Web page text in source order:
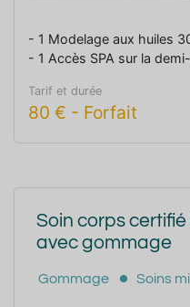
- 1 Modelage aux huiles
- 1 Accès SPA sur la
Tarif et durée
80 € - Forfait
Soin corps
avec gommage
Gommage Soins